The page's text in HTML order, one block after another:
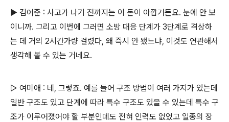
▶ 김어준 : 사고가 나기 전까지는 이 돈이 아깝거든요. 눈에 안 보
이니까. 그리고 이번에 그러면 소방 대응 단계가 3단계로 격상하
는 데 거의 2시간가량 걸렸다, 왜 즉시 안 됐느냐, 이것도 연관해서
생각해 볼 수 있는 거네요.
▷ 여미애 : 네, 그렇죠. 예를 들어 구조 방법이 여러 가지가 있는데
일반 구조도 있고 단계에 따라 특수 구조도 있을 수 있는데 특수 구
조가 이루어졌어야 할 부분인데도 전혀 인력도 없었고 일종의 장